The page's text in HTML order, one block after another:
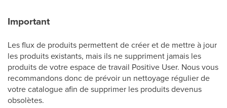
Important
Les flux de produits permettent de créer et de mettre à jour
les produits existants, mais ils ne suppriment jamais les
produits de votre espace de travail Positive User. Nous vous
recommandons donc de prévoir un nettoyage régulier de
votre catalogue afin de supprimer les produits devenus
obsolètes.